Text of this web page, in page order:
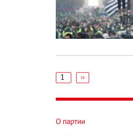
страниц
1
Следующая
››
О партии